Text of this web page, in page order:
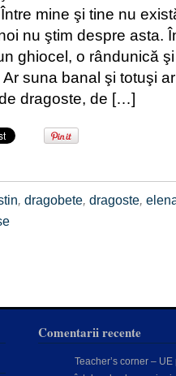
mine şi tine nu
nu ştim despre asta.
ghiocel, o rândunică
suna banal şi totuşi
dragoste, de […]
, dragobete, dragoste,
Comentarii recente
Teacher’s corner – UE